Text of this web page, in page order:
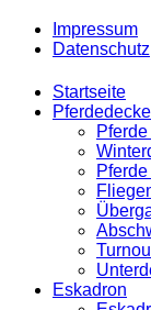
Impressum
Datenschutz
Startseite
Eskadron